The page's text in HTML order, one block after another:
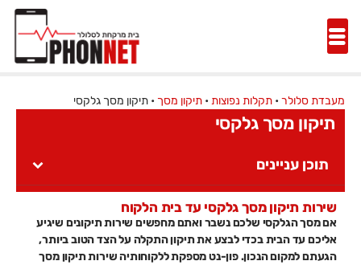
מעבדת סלולר • תקלות נפוצות • תיקון מסך • תיקון מסך גלקסי
תיקון מסך גלקסי
תוכן עניינים
שירות תיקון מסך גלקסי עד בית הלקוח
אם מסך הגלקסי שלכם נשבר ואתם מחפשים שירות תיקונים שיגיע
אליכם עד הבית בכדי לבצע את תיקון התקלה על הצד הטוב ביותר,
הגעתם למקום הנכון. פון-נט מספקת ללקוחותיה שירות תיקון מסך